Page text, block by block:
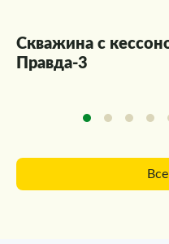
Скважина с
Правда-3